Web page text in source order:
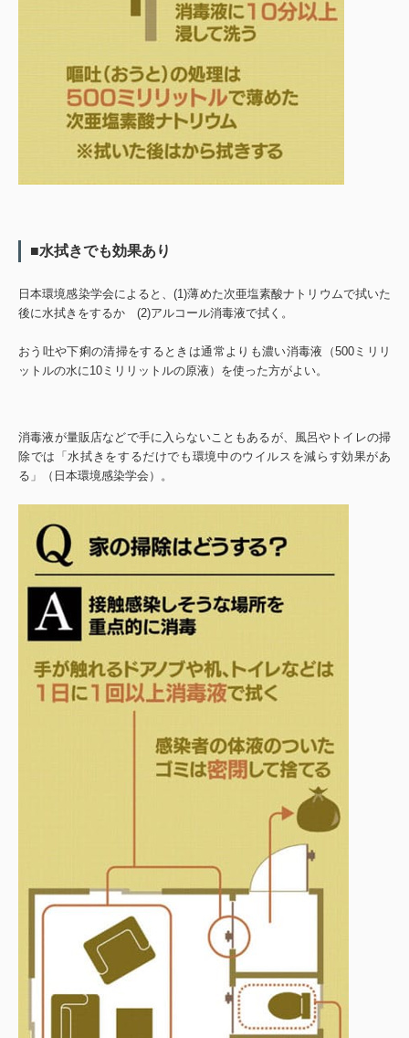
■水拭きでも効果あり
日本環境感染学会によると、(1)薄めた次亜塩素酸ナトリウムで拭いた
後に水拭きをするか (2)アルコール消毒液で拭く。
おう吐や下痢の清掃をするときは通常よりも濃い消毒液（500ミリリ
ットルの水に10ミリリットルの原液）を使った方がよい。
消毒液が量販店などで手に入らないこともあるが、風呂やトイレの掃
除では「水拭きをするだけでも環境中のウイルスを減らす効果があ
る」（日本環境感染学会）。